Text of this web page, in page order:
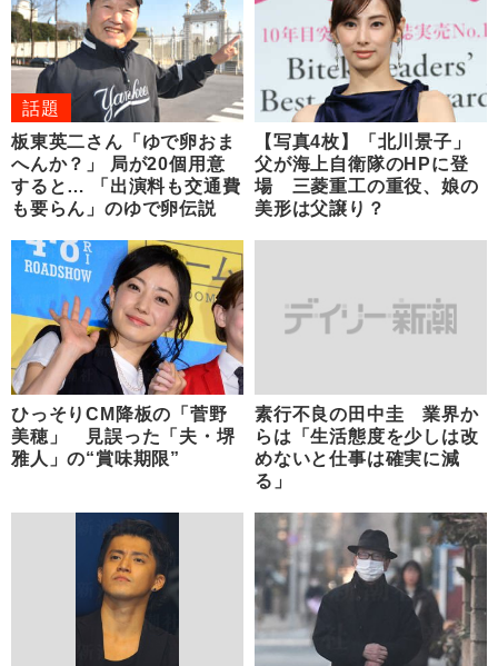
話題
板東英二さん「ゆで卵おま
へんか？」 局が20個用意
すると… 「出演料も交通費
も要らん」のゆで卵伝説
【写真4枚】「北川景子」
父が海上自衛隊のHPに登
場 三菱重工の重役、娘の
美形は父譲り？
ひっそりCM降板の「菅野
美穂」 見誤った「夫・堺
雅人」の“賞味期限”
素行不良の田中圭 業界か
らは「生活態度を少しは改
めないと仕事は確実に減
る」